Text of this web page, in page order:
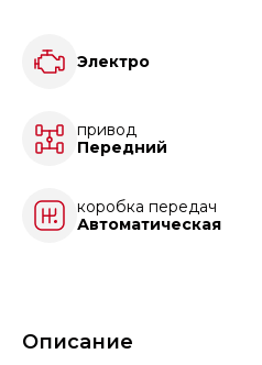
Электро
привод
Передний
коробка передач
Автоматическая
Описание